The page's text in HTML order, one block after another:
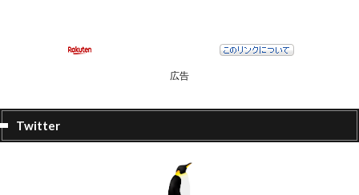
広告
Twitter